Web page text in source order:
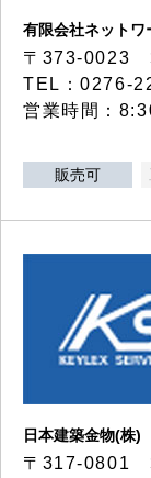
有限会社ネットワ
〒373-0023
TEL：0276-
営業時間：
販売可
日本建築金物(株)
〒317‐0801